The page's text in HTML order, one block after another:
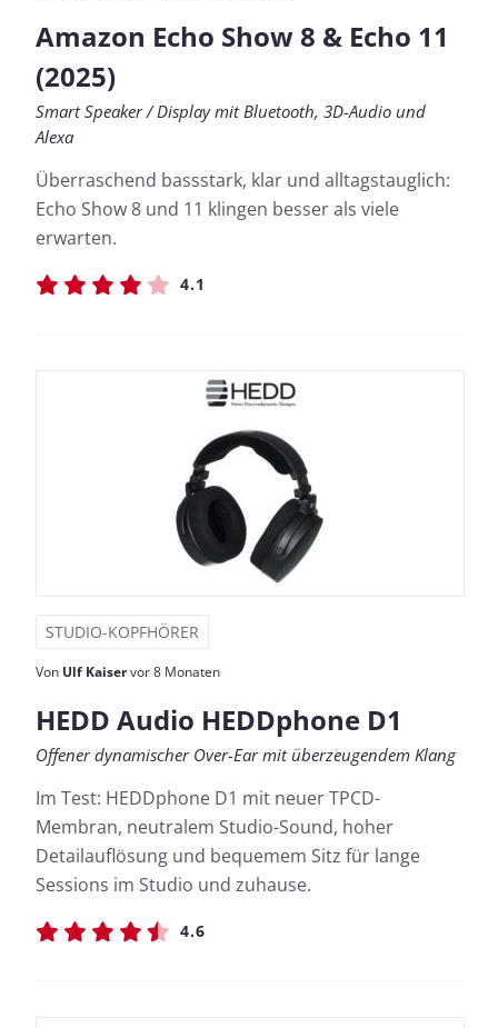
Amazon Echo Show 8 & Echo 11
(2025)
Smart Speaker / Display mit Bluetooth, 3D-Audio und
Alexa
Überraschend bassstark, klar und alltagstauglich:
Echo Show 8 und 11 klingen besser als viele
erwarten.
4.1
STUDIO-KOPFHÖRER
Von Ulf Kaiservor 8 Monaten
HEDD Audio HEDDphone D1
Offener dynamischer Over-Ear mit überzeugendem Klang
Im Test: HEDDphone D1 mit neuer TPCD-
Membran, neutralem Studio-Sound, hoher
Detailauflösung und bequemem Sitz für lange
Sessions im Studio und zuhause.
4.6